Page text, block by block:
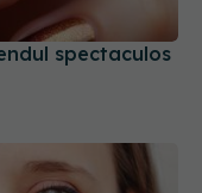
spectaculos